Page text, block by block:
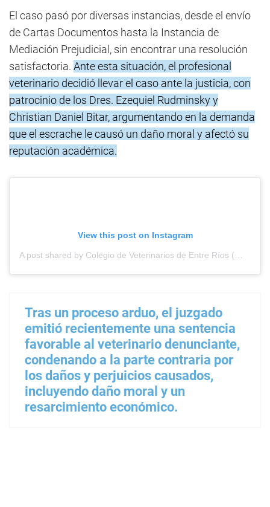
El caso pasó por diversas instancias, desde el envío
de Cartas Documentos hasta la Instancia de
Mediación Prejudicial, sin encontrar una resolución
satisfactoria. Ante esta situación, el profesional
veterinario decidió llevar el caso ante la justicia, con
patrocinio de los Dres. Ezequiel Rudminsky y
Christian Daniel Bitar, argumentando en la demanda
que el escrache le causó un daño moral y afectó su
reputación académica.
View this post on Instagram
Tras un proceso arduo, el juzgado
emitió recientemente una sentencia
favorable al veterinario denunciante,
condenando a la parte contraria por
los daños y perjuicios causados,
incluyendo daño moral y un
resarcimiento económico.